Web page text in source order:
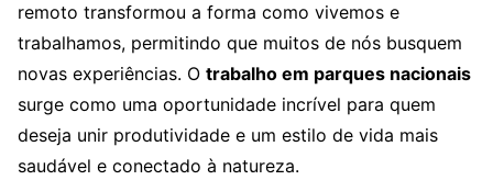
remoto transformou a forma como vivemos e
trabalhamos, permitindo que muitos de nós busquem
novas experiências. O trabalho em parques nacionais
surge como uma oportunidade incrível para quem
deseja unir produtividade e um estilo de vida mais
saudável e conectado à natureza.